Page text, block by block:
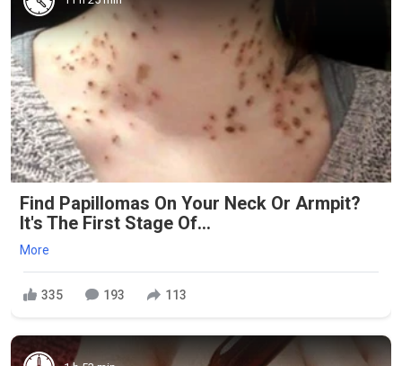
Find Papillomas On Your Neck Or Armpit?
It's The First Stage Of...
More
335 193 113